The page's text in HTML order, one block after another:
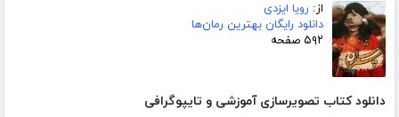
از: رویا ایزدی
دانلود رایگان بهترین رمان‌ها
۵۹۲ صفحه
دانلود کتاب تصویرسازی آموزشی و تایپوگرافی